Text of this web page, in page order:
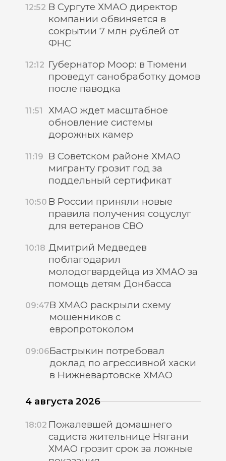
12:52 В Сургуте ХМАО директор
компании обвиняется в
сокрытии 7 млн рублей от
ФНС
12:12 Губернатор Моор: в Тюмени
проведут санобработку домов
после паводка
11:51
ХМАО ждет масштабное
обновление системы
дорожных камер
11:19 В Советском районе ХМАО
мигранту грозит год за
поддельный сертификат
10:50 В России приняли новые
правила получения соцуслуг
для ветеранов СВО
10:18 Дмитрий Медведев
поблагодарил
молодогвардейца из ХМАО за
помощь детям Донбасса
09:47В ХМАО раскрыли схему
мошенников с
европротоколом
09:06Бастрыкин потребовал
доклад по агрессивной хаски
в Нижневартовске ХМАО
4 августа 2026
18:02 Пожалевшей домашнего
садиста жительнице Нягани
ХМАО грозит срок за ложные